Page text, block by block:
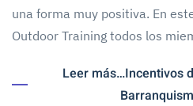
una forma muy positiva. En
Outdoor Training todos los
Leer más…Incentivos